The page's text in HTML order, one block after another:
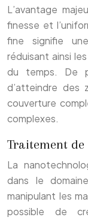
L’avantage
finesse et
fine signifie
réduisant ainsi
du temps. De
d’atteindre des
couverture
complexes.
Traitement
La
dans le
manipulant les
possible de